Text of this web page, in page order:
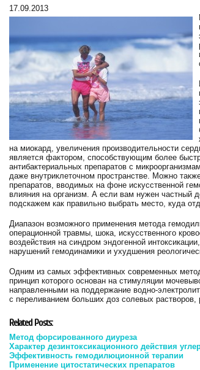
17.09.2013
на миокард, увеличения производительности
является фактором, способствующим более
антибактериальных препаратов с
даже внутриклеточном пространстве. Можно
препаратов, вводимых на фоне искусственной
влияния на организм. А если вам нужен частный
подскажем как правильно выбрать место, куда
Диапазон возможного применения метода
операционной травмы, шока, искусственного
воздействия на синдром эндогенной
нарушений гемодинамики и ухудшения
Одним из самых эффективных современных
принцип которого основан на стимуляции
направленными на поддержание водно-
с переливанием больших доз солевых растворов,
Related Posts:
Метод форсированного диуреза
Характер дезинтоксикационного действия
Эффективность гемодилюционной терапии
Применение цитостатических препаратов